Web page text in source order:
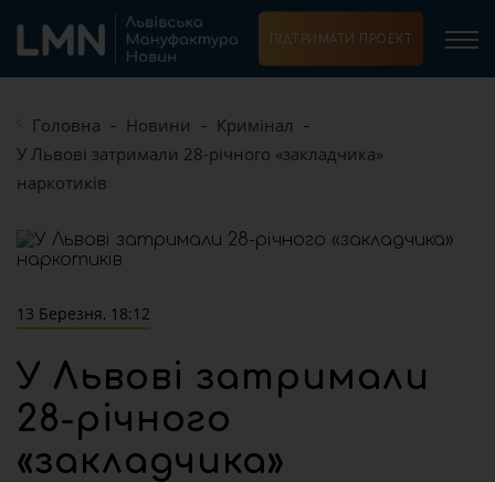
ПІДТРИМАТИ ПРОЕКТ
Головна Новини
Кримінал
У Львові затримали 28-річного «закладчика»
наркотиків
13 Березня, 18:12
У Львові затримали
28-річного
«закладчика»